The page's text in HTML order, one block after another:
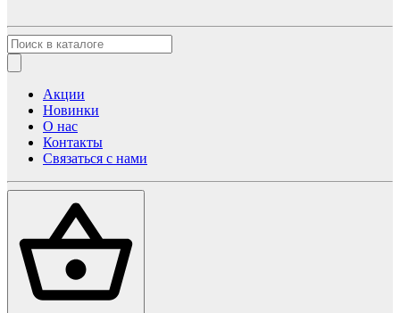
Акции
Новинки
О нас
Контакты
Связаться с нами